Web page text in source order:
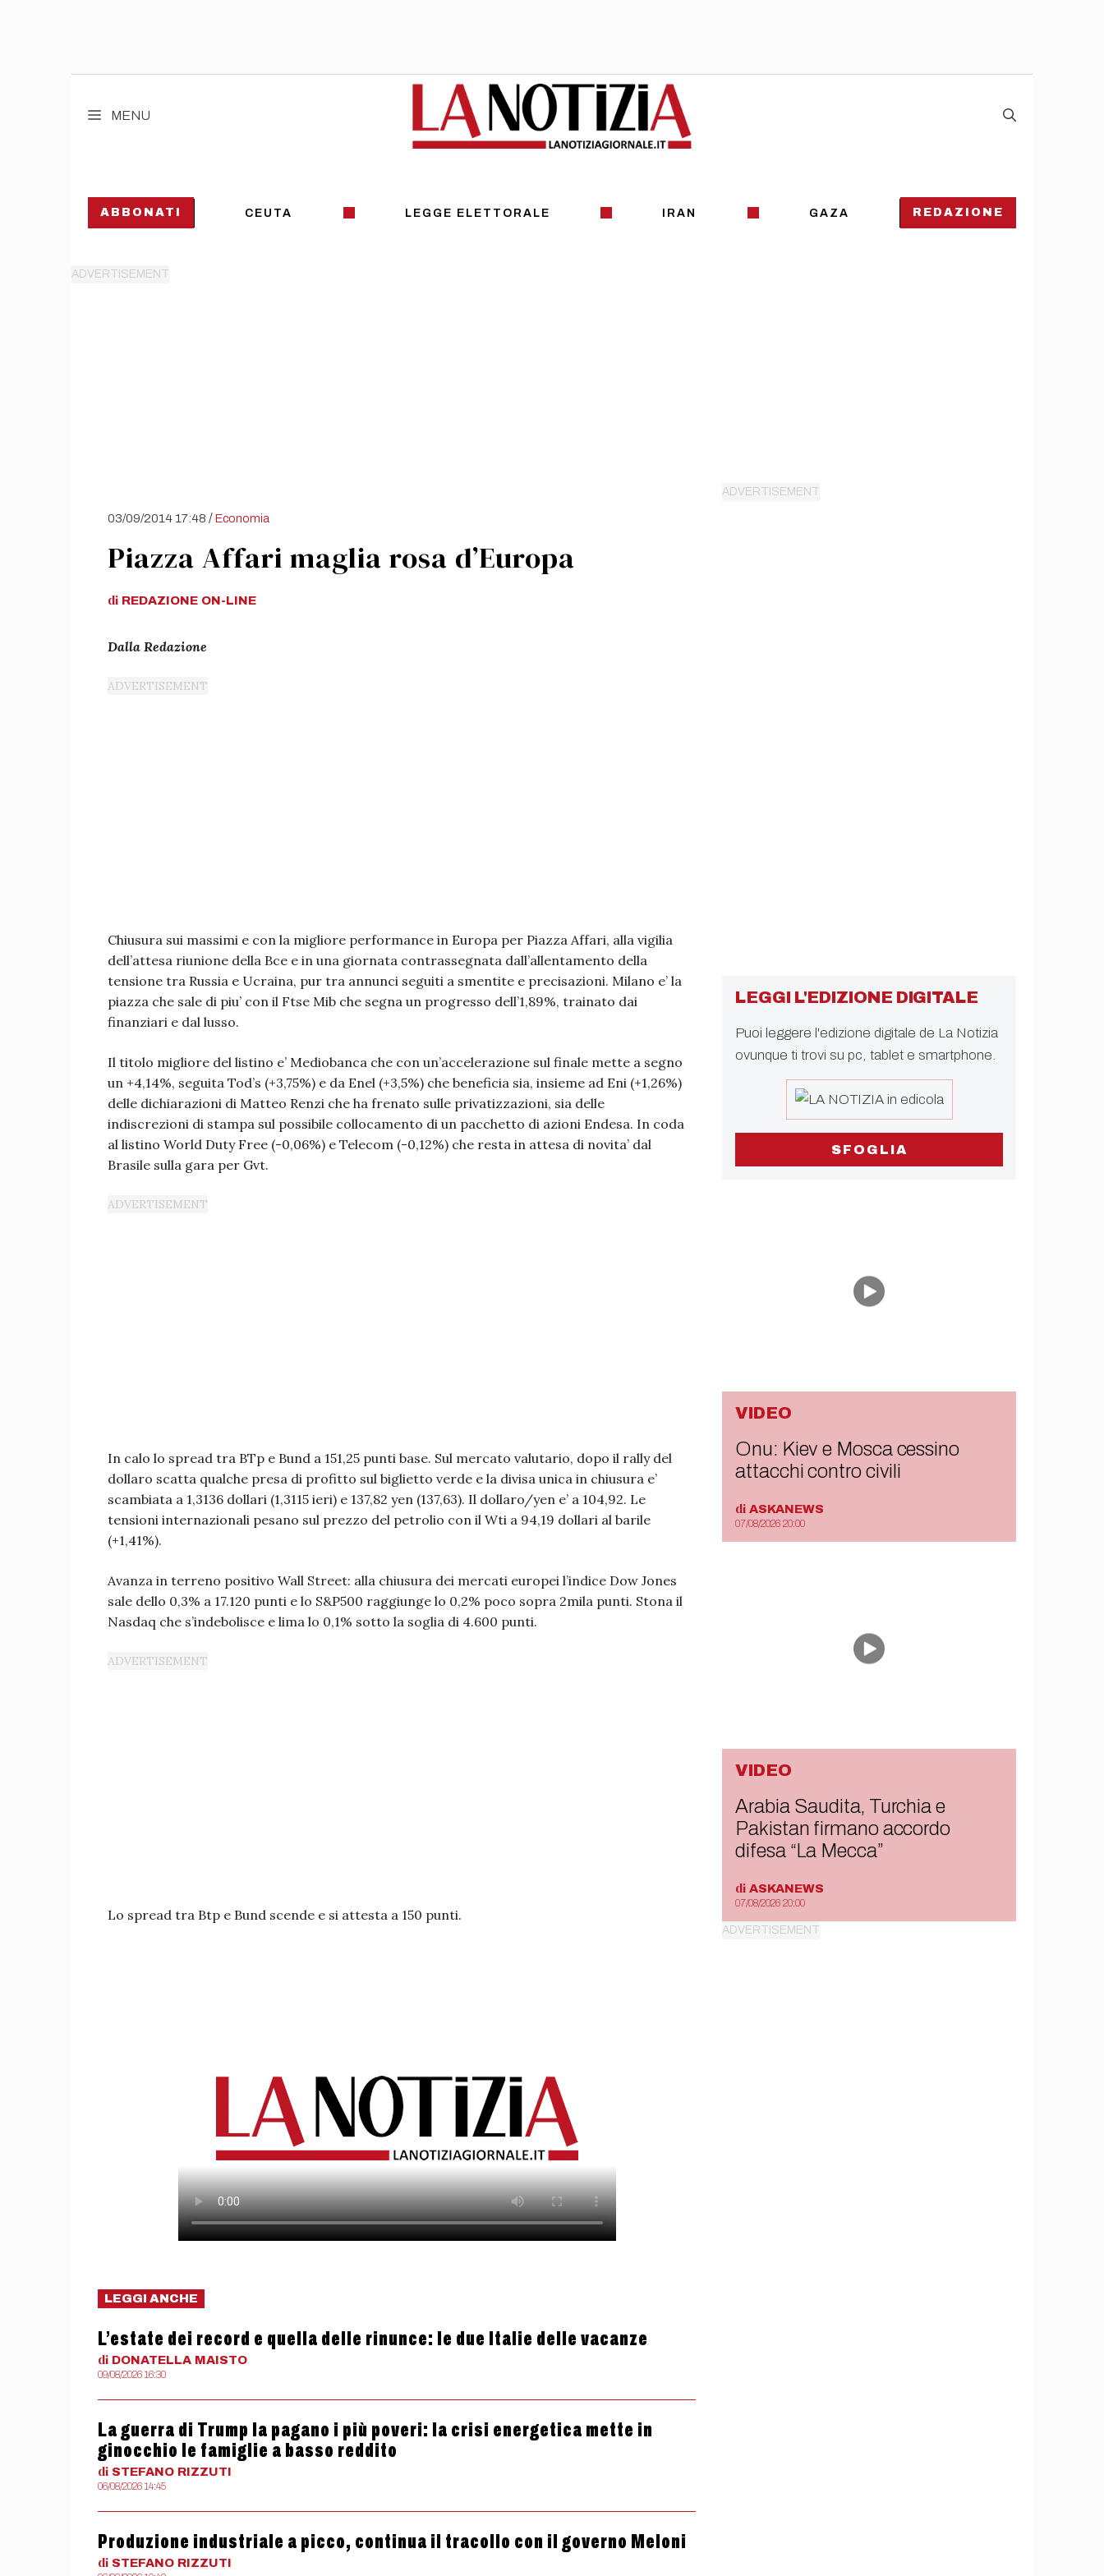
MENU
ABBONATI CEUTA LEGGE ELETTORALE IRAN GAZA REDAZIONE
03/09/2014 17:48 /Economia
Piazza Affari maglia rosa d’Europa
di REDAZIONE ON-LINE
Dalla Redazione
Chiusura sui massimi e con la migliore performance in Europa per Piazza Affari, alla vigilia
dell’attesa riunione della Bce e in una giornata contrassegnata dall’allentamento della
tensione tra Russia e Ucraina, pur tra annunci seguiti a smentite e precisazioni. Milano e’ la
piazza che sale di piu’ con il Ftse Mib che segna un progresso dell’1,89%, trainato dai
finanziari e dal lusso.
Il titolo migliore del listino e’ Mediobanca che con un’accelerazione sul finale mette a segno
un +4,14%, seguita Tod’s (+3,75%) e da Enel (+3,5%) che beneficia sia, insieme ad Eni (+1,26%)
delle dichiarazioni di Matteo Renzi che ha frenato sulle privatizzazioni, sia delle
indiscrezioni di stampa sul possibile collocamento di un pacchetto di azioni Endesa. In coda
al listino World Duty Free (-0,06%) e Telecom (-0,12%) che resta in attesa di novita’ dal
Brasile sulla gara per Gvt.
In calo lo spread tra BTp e Bund a 151,25 punti base. Sul mercato valutario, dopo il rally del
dollaro scatta qualche presa di profitto sul biglietto verde e la divisa unica in chiusura e’
scambiata a 1,3136 dollari (1,3115 ieri) e 137,82 yen (137,63). Il dollaro/yen e’ a 104,92. Le
tensioni internazionali pesano sul prezzo del petrolio con il Wti a 94,19 dollari al barile
(+1,41%).
Avanza in terreno positivo Wall Street: alla chiusura dei mercati europei l’indice Dow Jones
sale dello 0,3% a 17.120 punti e lo S&P500 raggiunge lo 0,2% poco sopra 2mila punti. Stona il
Nasdaq che s’indebolisce e lima lo 0,1% sotto la soglia di 4.600 punti.
Lo spread tra Btp e Bund scende e si attesta a 150 punti.
LEGGI ANCHE
L’estate dei record e quella delle rinunce: le due Italie delle vacanze
di DONATELLA MAISTO
09/08/2026 16:30
La guerra di Trump la pagano i più poveri: la crisi energetica mette in
ginocchio le famiglie a basso reddito
di STEFANO RIZZUTI
06/08/2026 14:45
Produzione industriale a picco, continua il tracollo con il governo Meloni
di STEFANO RIZZUTI
LEGGI L'EDIZIONE DIGITALE
Puoi leggere l'edizione digitale de La Notizia
ovunque ti trovi su pc, tablet e smartphone.
SFOGLIA
VIDEO
Onu: Kiev e Mosca cessino
attacchi contro civili
di ASKANEWS
07/08/2026 20:00
VIDEO
Arabia Saudita, Turchia e
Pakistan firmano accordo
difesa “La Mecca”
di ASKANEWS
07/08/2026 20:00